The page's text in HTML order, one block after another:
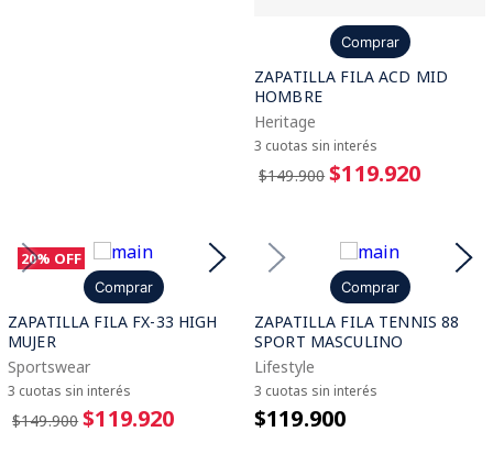
Comprar
ZAPATILLA FILA ACD MID
HOMBRE
Heritage
3 cuotas sin interés
$149.900 $119.920
20% OFF
Comprar
ZAPATILLA FILA FX-33 HIGH
MUJER
Sportswear
3 cuotas sin interés
$149.900 $119.920
Comprar
ZAPATILLA FILA TENNIS 88
SPORT MASCULINO
Lifestyle
3 cuotas sin interés
$119.900